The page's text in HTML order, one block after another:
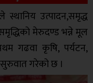
उत्पादन,समृद्ध
मेरुदण्ड भन्ने मूल
गढवा कृषि, पर्यटन,
गरेको छ ।